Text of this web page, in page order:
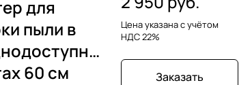
для
пыли в
60 см
Цена указана с учётом
НДС 22%
Заказать